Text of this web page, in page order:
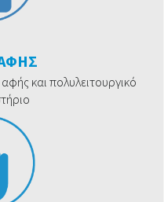
και πολυλειτουργικό